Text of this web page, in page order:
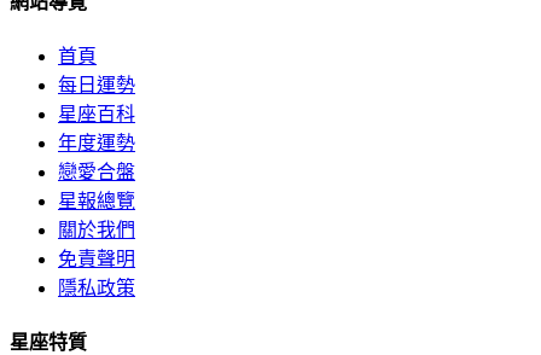
首頁
每日運勢
星座百科
年度運勢
戀愛合盤
星報總覽
關於我們
免責聲明
隱私政策
星座特質